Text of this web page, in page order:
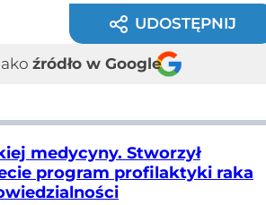
UDOSTĘPNIJ
źródło w Google
medycyny. Stworzył
program profilaktyki raka